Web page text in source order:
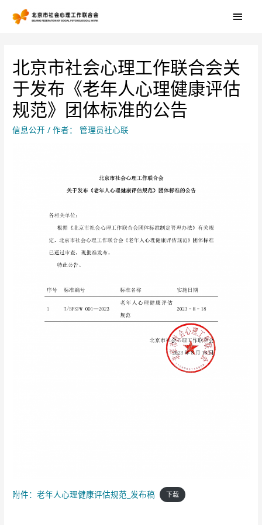
北京市社会心理工作联合会关
于发布《老年人心理健康评估
规范》团体标准的公告
信息公开 / 作者： 管理员社心联
附件：老年人心理健康评估规范_发布稿 下载